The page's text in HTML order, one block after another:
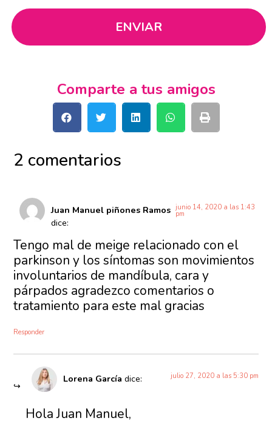
Comparte a tus amigos
2 comentarios
Juan Manuel piñones Ramos
dice:
junio 14, 2020 a las 1:43
pm
Tengo mal de meige relacionado con el
parkinson y los síntomas son movimientos
involuntarios de mandíbula, cara y
párpados agradezco comentarios o
tratamiento para este mal gracias
Responder
Lorena García dice: julio 27, 2020 a las 5:30 pm
Hola Juan Manuel,